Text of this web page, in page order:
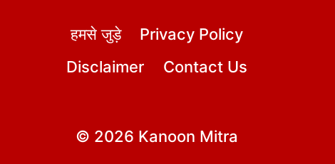
हमसे जुड़े
Privacy Policy
Disclaimer
Contact Us
© 2026 Kanoon Mitra